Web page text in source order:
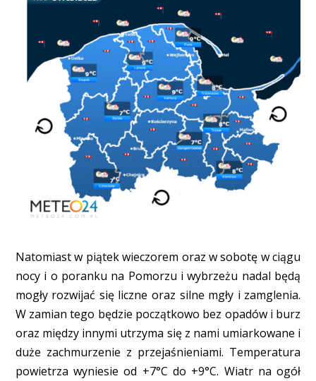
Natomiast w piątek wieczorem oraz w sobotę w ciągu
nocy i o poranku na Pomorzu i wybrzeżu nadal będą
mogły rozwijać się liczne oraz silne mgły i zamglenia.
W zamian tego będzie początkowo bez opadów i burz
oraz między innymi utrzyma się z nami umiarkowane i
duże zachmurzenie z przejaśnieniami. Temperatura
powietrza wyniesie od +7°C do +9°C. Wiatr na ogół